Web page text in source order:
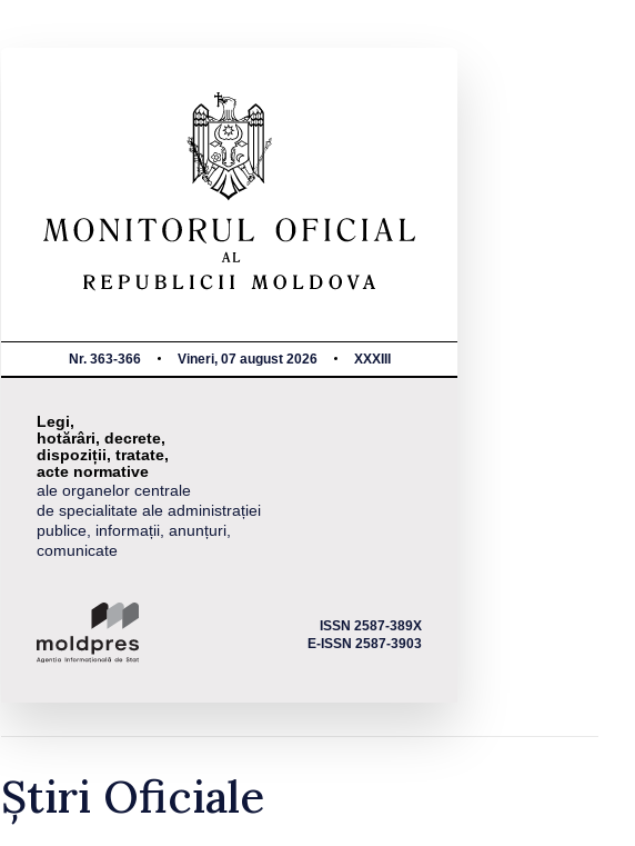
Nr. 363-366 Vineri, 07 august 2026 XXXIII
Legi,
hotărâri, decrete,
dispoziții, tratate,
acte normative
ale organelor centrale
de specialitate ale administrației
publice, informații, anunțuri,
comunicate
ISSN 2587-389X
E-ISSN 2587-3903
Știri Oficiale